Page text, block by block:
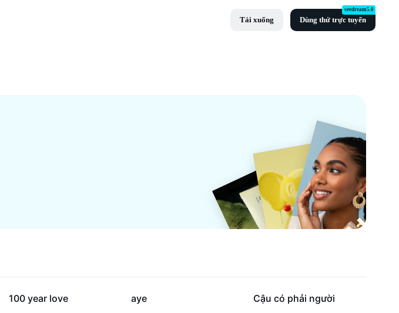
Tải xuống Dùng thử trực tuyến
seedream5.0
18,3 N
100 year love 11,9 N
aye 10,8 N
Cậu có phải người